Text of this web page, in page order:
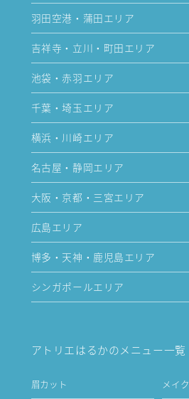
羽田空港・蒲田エリア
吉祥寺・立川・町田エリア
池袋・赤羽エリア
千葉・埼玉エリア
横浜・川崎エリア
名古屋・静岡エリア
大阪・京都・三宮エリア
広島エリア
博多・天神・鹿児島エリア
シンガポールエリア
アトリエはるかのメニュー一覧
眉カット メイク